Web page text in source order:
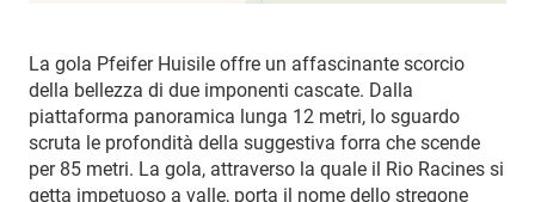
La gola Pfeifer Huisile offre un affascinante scorcio
della bellezza di due imponenti cascate. Dalla
piattaforma panoramica lunga 12 metri, lo sguardo
scruta le profondità della suggestiva forra che scende
per 85 metri. La gola, attraverso la quale il Rio Racines si
getta impetuoso a valle, porta il nome dello stregone